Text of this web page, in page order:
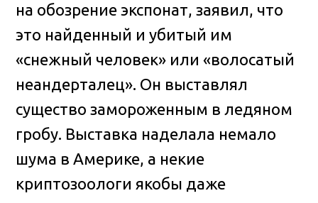
на обозрение экспонат, заявил, что
это найденный и убитый им
«снежный человек» или «волосатый
неандерталец». Он выставлял
существо замороженным в ледяном
гробу. Выставка наделала немало
шума в Америке, а некие
криптозоологи якобы даже